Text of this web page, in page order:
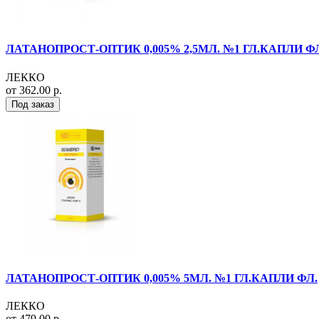
ЛАТАНОПРОСТ-ОПТИК 0,005% 2,5МЛ. №1 ГЛ.КАПЛИ
ЛЕККО
от 362.00 р.
Под заказ
ЛАТАНОПРОСТ-ОПТИК 0,005% 5МЛ. №1 ГЛ.КАПЛИ ФЛ.
ЛЕККО